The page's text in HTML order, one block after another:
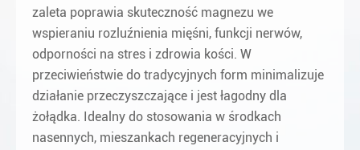
zaleta poprawia skuteczność magnezu we
wspieraniu rozluźnienia mięśni, funkcji nerwów,
odporności na stres i zdrowia kości. W
przeciwieństwie do tradycyjnych form minimalizuje
działanie przeczyszczające i jest łagodny dla
żołądka. Idealny do stosowania w środkach
nasennych, mieszankach regeneracyjnych i